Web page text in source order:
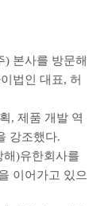
) 본사를 방문해
법인 대표, 허
, 제품 개발 역
강조했다.
해)유한회사를
이어가고 있으